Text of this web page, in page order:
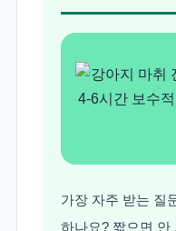
가장 자주 받는 질
하나요? 짧으면 안